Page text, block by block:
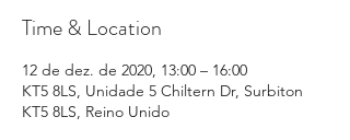
Time & Location
12 de dez. de 2020, 13:00 – 16:00
KT5 8LS, Unidade 5 Chiltern Dr, Surbiton
KT5 8LS, Reino Unido